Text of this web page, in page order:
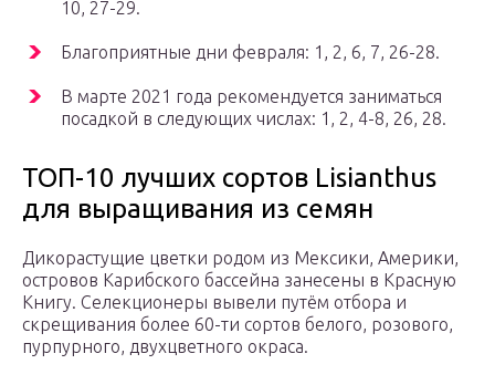
10, 27-29.
Благоприятные дни февраля: 1, 2, 6, 7, 26-28.
В марте 2021 года рекомендуется заниматься
посадкой в следующих числах: 1, 2, 4-8, 26, 28.
ТОП-10 лучших сортов Lisianthus
для выращивания из семян
Дикорастущие цветки родом из Мексики, Америки,
островов Карибского бассейна занесены в Красную
Книгу. Селекционеры вывели путём отбора и
скрещивания более 60-ти сортов белого, розового,
пурпурного, двухцветного окраса.